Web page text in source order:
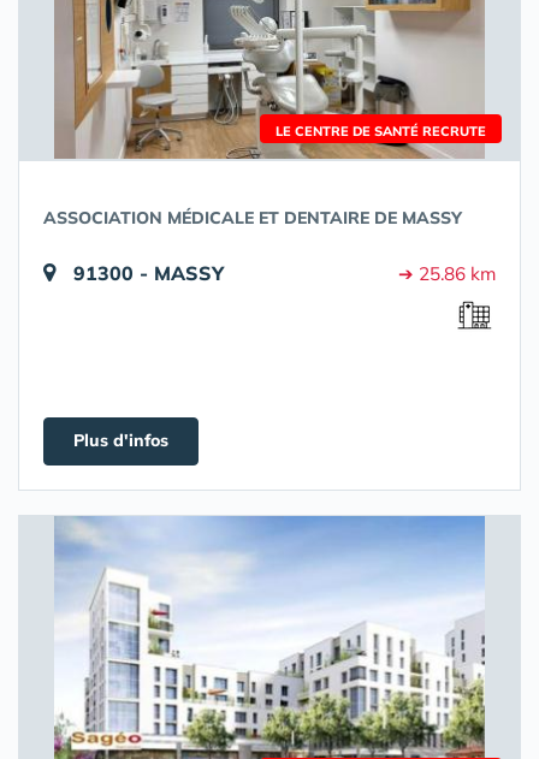
LE CENTRE DE SANTÉ RECRUTE
ASSOCIATION MÉDICALE ET DENTAIRE DE MASSY
91300 - MASSY ➔ 25.86 km
Plus d'infos